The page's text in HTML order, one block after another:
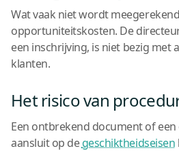
Wat vaak niet wordt
opportuniteitskosten. De
een inschrijving, is niet bezig met
klanten.
Het risico van
Een ontbrekend document of
aansluit op degeschiktheidseisen